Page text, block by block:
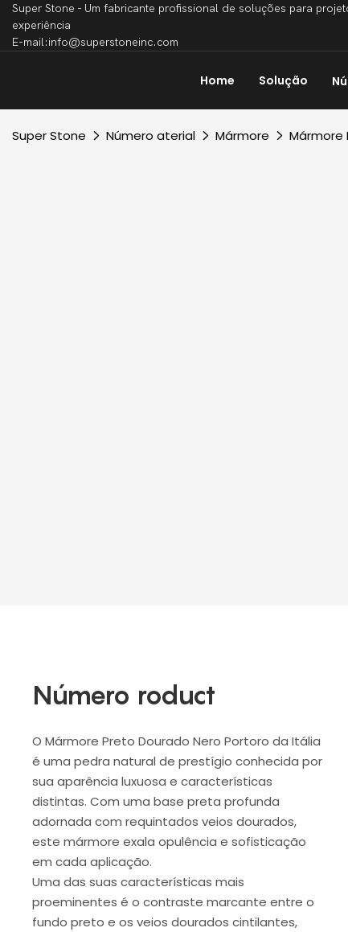
Super Stone - Um fabricante profissional de soluções para
experiência
E-mail:info@superstoneinc.com
Home Solução
Super Stone Número aterial Mármore Mármore
Número roduct
O Mármore Preto Dourado Nero Portoro da Itália
é uma pedra natural de prestígio conhecida por
sua aparência luxuosa e características
distintas. Com uma base preta profunda
adornada com requintados veios dourados,
este mármore exala opulência e sofisticação
em cada aplicação.
Uma das suas características mais
proeminentes é o contraste marcante entre o
fundo preto e os veios dourados cintilantes,